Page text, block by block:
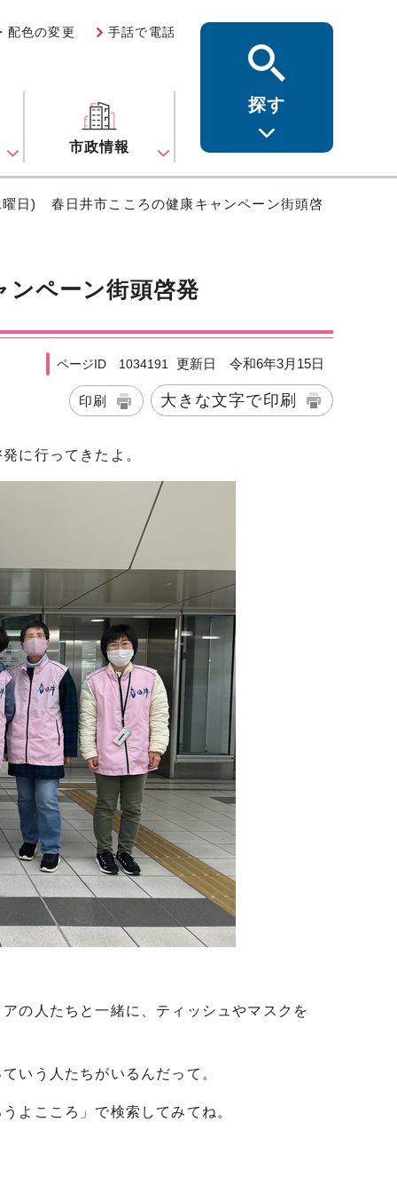
配色の変更 手話で電話
市政情報
探す
日) 春日井市こころの健康キャンペーン街頭啓
ペーン街頭啓発
ページID 1034191 更新日 令和6年3月15日
印刷 大きな文字で印刷
に行ってきたよ。
の人たちと一緒に、ティッシュやマスクを
いう人たちがいるんだって。
よこころ」で検索してみてね。